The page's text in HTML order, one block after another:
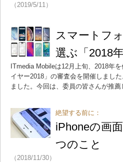
（2019/5/11）
スマートフ
選ぶ「2018
ITmedia Mobileは12月上旬、2018年
イヤー2018」の審査会を開催しまし
ました。今回は、委員の皆さんが推
絶望する前に：
iPhoneの画
つのこと
（2018/11/30）